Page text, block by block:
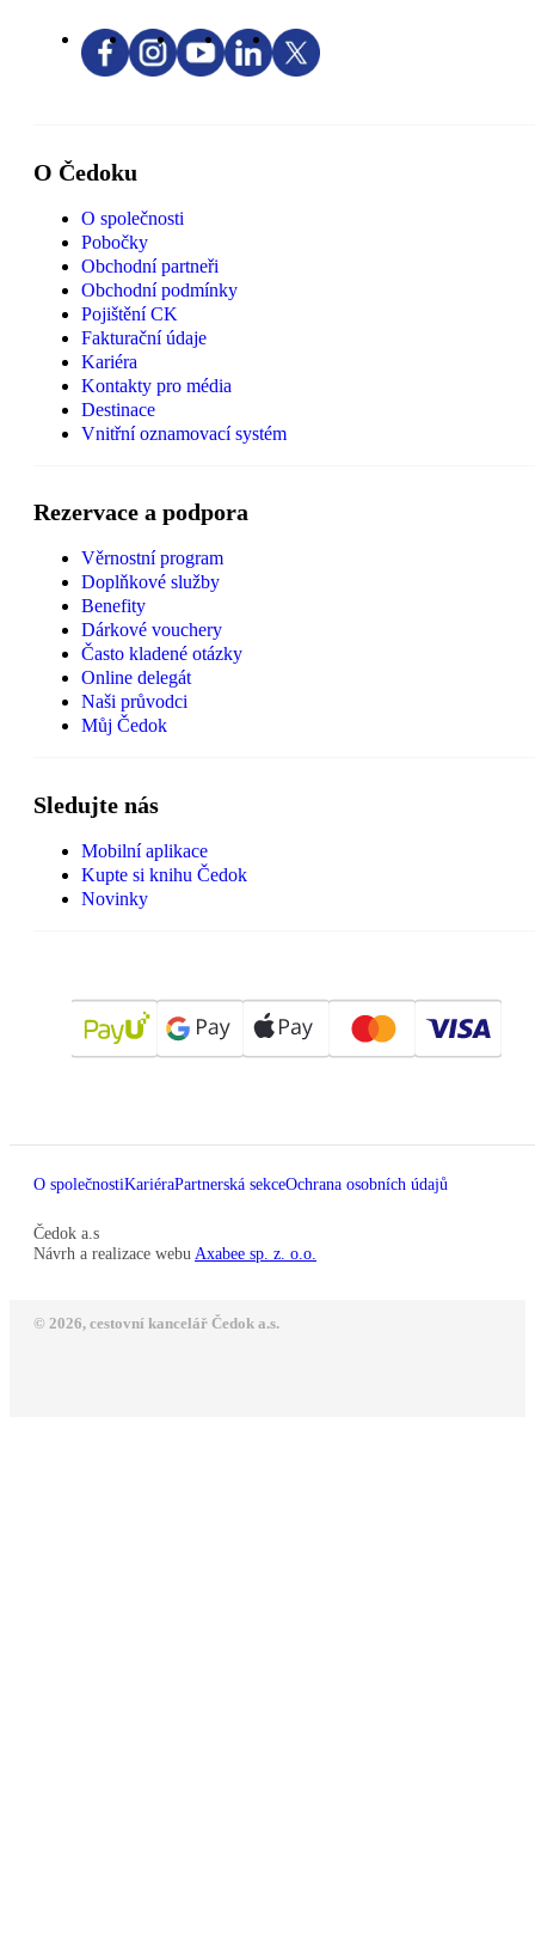
O Čedoku
O společnosti
Pobočky
Obchodní partneři
Obchodní podmínky
Pojištění CK
Fakturační údaje
Kariéra
Kontakty pro média
Destinace
Vnitřní oznamovací systém
Rezervace a podpora
Věrnostní program
Doplňkové služby
Benefity
Dárkové vouchery
Často kladené otázky
Online delegát
Naši průvodci
Můj Čedok
Sledujte nás
Mobilní aplikace
Kupte si knihu Čedok
Novinky
O společnostiKariéraPartnerská sekceOchrana osobních údajů
Čedok a.s
Návrh a realizace webu Axabee sp. z. o.o.
© 2026, cestovní kancelář Čedok a.s.